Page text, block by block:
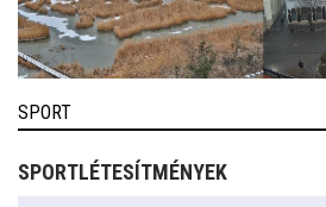
SPORT
SPORTLÉTESÍTMÉNYEK